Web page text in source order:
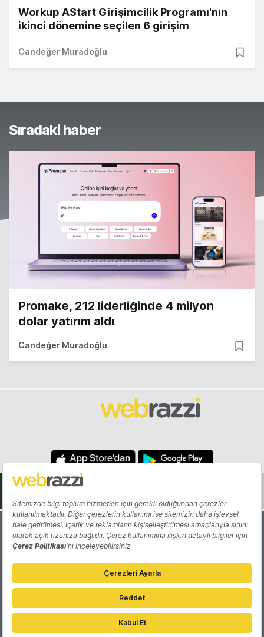
Workup AStart Girişimcilik Programı'nın
ikinci dönemine seçilen 6 girişim
Candeğer Muradoğlu
Sıradaki haber
Promake, 212 liderliğinde 4 milyon
dolar yatırım aldı
Candeğer Muradoğlu
Hakkında Yazarlar
Katkıda Bulun Reklam